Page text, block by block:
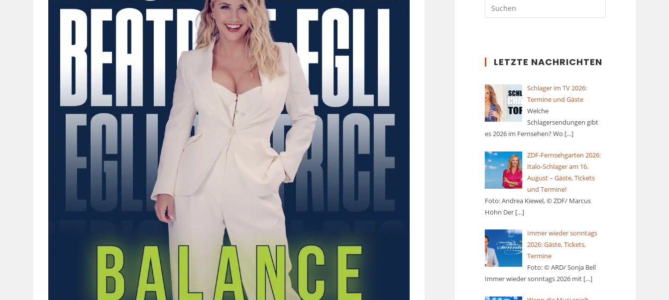
LETZTE NACHRICHTEN
Schlager im TV 2026:
Termine und Gäste
Welche
Schlagersendungen gibt
es 2026 im Fernsehen? Wo […]
ZDF-Fernsehgarten 2026:
Italo-Schlager am 16.
August – Gäste, Tickets
und Termine!
Foto: Andrea Kiewel, © ZDF/ Marcus
Höhn Der […]
Immer wieder sonntags
2026: Gäste, Tickets,
Termine
Foto: © ARD/ Sonja Bell
Immer wieder sonntags 2026 mit […]